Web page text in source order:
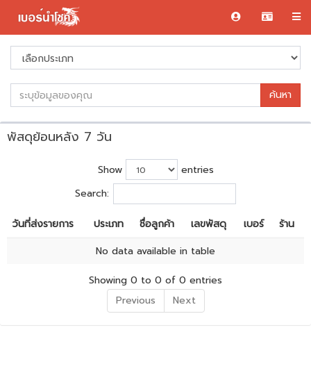
ค้นหา
พัสดุย้อนหลัง 7 วัน
Show
entries
Search:
วันที่ส่งรายการ ประเภท ชื่อลูกค้า เลขพัสดุ เบอร์
ร้าน
No data available in table
Showing 0 to 0 of 0 entries
Previous
Next